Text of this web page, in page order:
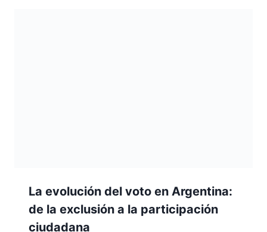
La evolución del voto en Argentina:
de la exclusión a la participación
ciudadana